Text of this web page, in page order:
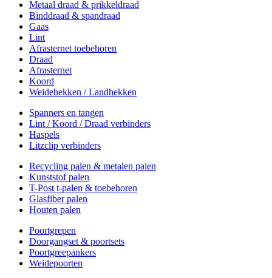
Metaal draad & prikkeldraad
Binddraad & spandraad
Gaas
Lint
Afrasternet toebehoren
Draad
Afrasternet
Koord
Weidehekken / Landhekken
Spanners en tangen
Lint / Koord / Draad verbinders
Haspels
Litzclip verbinders
Recycling palen & metalen palen
Kunststof palen
T-Post t-palen & toebehoren
Glasfiber palen
Houten palen
Poortgrepen
Doorgangset & poortsets
Poortgreepankers
Weidepoorten